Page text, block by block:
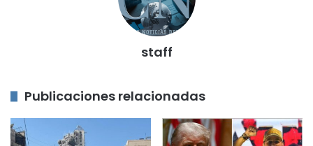
staff
Publicaciones relacionadas